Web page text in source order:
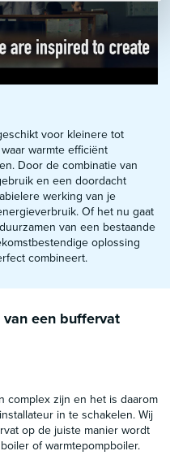
voor kleinere tot
warmte efficiënt
Door de combinatie van
en een doordacht
werking van je
Of het nu gaat
van een bestaande
oplossing
combineert.
een buffervat
complex zijn en het is daarom
in te schakelen. Wij
op de juiste manier wordt
of warmtepompboiler.